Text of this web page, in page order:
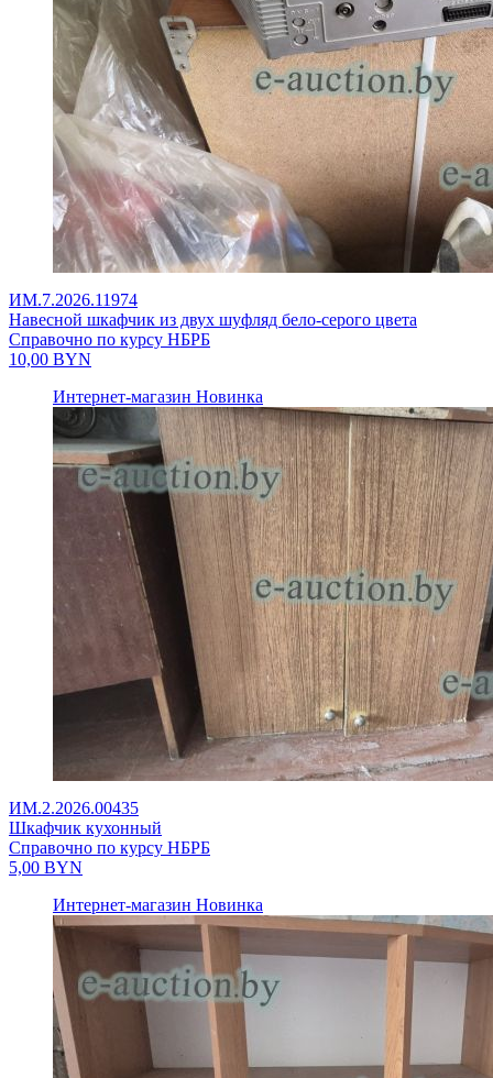
ИМ.7.2026.11974
Навесной шкафчик из двух шуфляд бело-серого цвета
Справочно по курсу НБРБ
10,00 BYN
Интернет-магазин Новинка
ИМ.2.2026.00435
Шкафчик кухонный
Справочно по курсу НБРБ
5,00 BYN
Интернет-магазин Новинка